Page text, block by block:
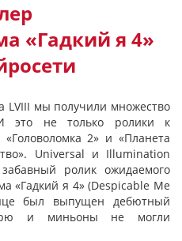
«Гадкий я 4»
LVIII мы получили множество
это не только ролики к
2» и «Планета
Universal и Illumination
ролик ожидаемого
«Гадкий я 4» (Despicable Me
был выпущен дебютный
и миньоны не могли